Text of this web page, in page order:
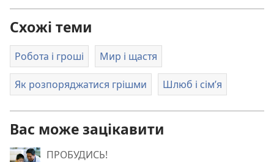
Схожі теми
Робота і гроші Мир і щастя
Як розпоряджатися грішми Шлюб і сім’я
Вас може зацікавити
ПРОБУДИСЬ!